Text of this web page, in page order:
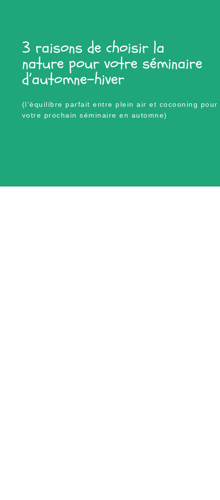
3 raisons de choisir la
nature pour votre séminaire
d’automne-hiver
(l’équilibre parfait entre plein air et cocooning pour
votre prochain séminaire en automne)